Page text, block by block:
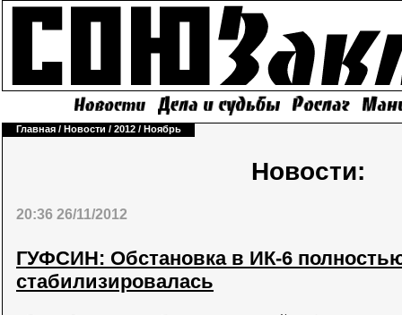
Главная / Новости / 2012 / Ноябрь
Новости:
20:36 26/11/2012
ГУФСИН: Обстановка в ИК-6
стабилизировалась